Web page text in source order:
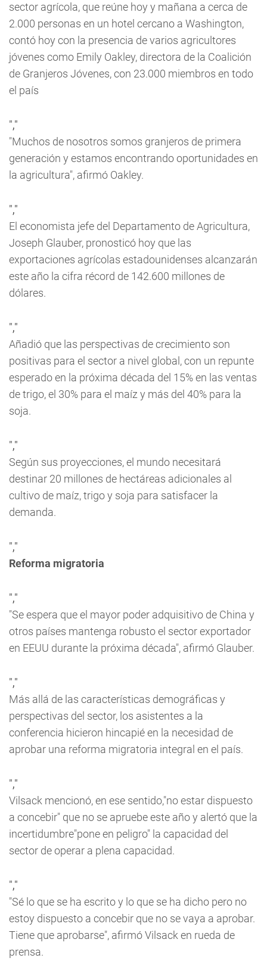
sector agrícola, que reúne hoy y mañana a cerca de
2.000 personas en un hotel cercano a Washington,
contó hoy con la presencia de varios agricultores
jóvenes como Emily Oakley, directora de la Coalición
de Granjeros Jóvenes, con 23.000 miembros en todo
el país
","
"Muchos de nosotros somos granjeros de primera
generación y estamos encontrando oportunidades en
la agricultura", afirmó Oakley.
","
El economista jefe del Departamento de Agricultura,
Joseph Glauber, pronosticó hoy que las
exportaciones agrícolas estadounidenses alcanzarán
este año la cifra récord de 142.600 millones de
dólares.
","
Añadió que las perspectivas de crecimiento son
positivas para el sector a nivel global, con un repunte
esperado en la próxima década del 15% en las ventas
de trigo, el 30% para el maíz y más del 40% para la
soja.
","
Según sus proyecciones, el mundo necesitará
destinar 20 millones de hectáreas adicionales al
cultivo de maíz, trigo y soja para satisfacer la
demanda.
","
Reforma migratoria
","
"Se espera que el mayor poder adquisitivo de China y
otros países mantenga robusto el sector exportador
en EEUU durante la próxima década", afirmó Glauber.
","
Más allá de las características demográficas y
perspectivas del sector, los asistentes a la
conferencia hicieron hincapié en la necesidad de
aprobar una reforma migratoria integral en el país.
","
Vilsack mencionó, en ese sentido,"no estar dispuesto
a concebir" que no se apruebe este año y alertó que la
incertidumbre"pone en peligro" la capacidad del
sector de operar a plena capacidad.
","
"Sé lo que se ha escrito y lo que se ha dicho pero no
estoy dispuesto a concebir que no se vaya a aprobar.
Tiene que aprobarse", afirmó Vilsack en rueda de
prensa.